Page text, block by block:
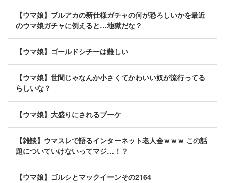
【ウマ娘】ブルアカの新仕様ガチャの何が恐ろしいかを最近
のウマ娘ガチャに例えると…地獄だな？
【ウマ娘】ゴールドシチーは難しい
【ウマ娘】世間じゃなんか小さくてかわいい奴が流行ってる
らしいな？
【ウマ娘】大盛りにされるブーケ
【雑談】ウマスレで語るインターネット老人会ｗｗｗ この話
題についていけないってマジ…！？
【ウマ娘】ゴルシとマックイーンその2164